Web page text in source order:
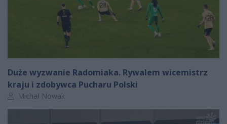
Duże wyzwanie Radomiaka. Rywalem wicemistrz
kraju i zdobywca Pucharu Polski
Autor artykułu:
Michał Nowak